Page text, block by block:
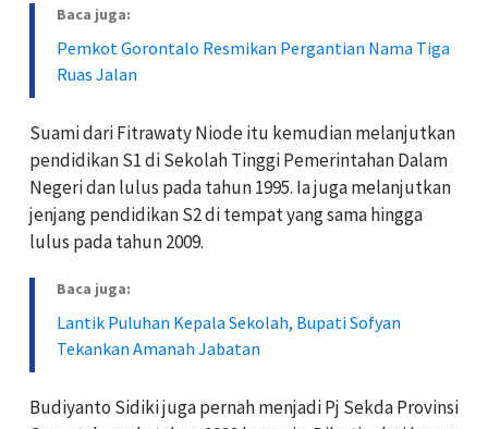
Baca juga:
Pemkot Gorontalo Resmikan Pergantian Nama Tiga
Ruas Jalan
Suami dari Fitrawaty Niode itu kemudian melanjutkan
pendidikan S1 di Sekolah Tinggi Pemerintahan Dalam
Negeri dan lulus pada tahun 1995. Ia juga melanjutkan
jenjang pendidikan S2 di tempat yang sama hingga
lulus pada tahun 2009.
Baca juga:
Lantik Puluhan Kepala Sekolah, Bupati Sofyan
Tekankan Amanah Jabatan
Budiyanto Sidiki juga pernah menjadi Pj Sekda Provinsi